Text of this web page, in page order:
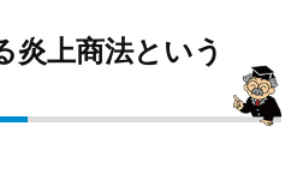
炎上商法という